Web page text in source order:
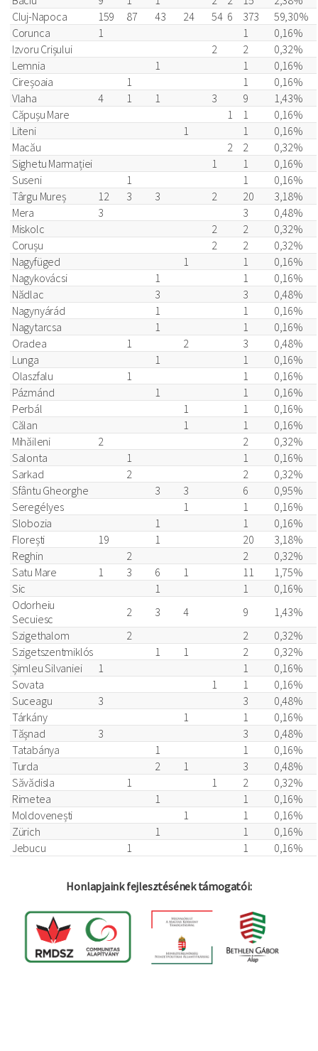
Cluj-Napoca
159 87 43 24 54 6 373
59,30%
Corunca
1 1
0,16%
Izvoru Crișului
2 2
0,32%
Lemnia
1 1
0,16%
Cireșoaia
1 1
0,16%
Vlaha
4 1 1 3 9
1,43%
Căpușu Mare
1 1
0,16%
Liteni
1 1
0,16%
Macău
2 2
0,32%
Sighetu Marmației
1 1
0,16%
Suseni
1 1
0,16%
Târgu Mureș
12 3 3 2 20
3,18%
Mera
3 3
0,48%
Miskolc
2 2
0,32%
Corușu
2 2
0,32%
Nagyfüged
1 1
0,16%
Nagykovácsi
1 1
0,16%
Nădlac
3 3
0,48%
Nagynyárád
1 1
0,16%
Nagytarcsa
1 1
0,16%
Oradea
1 2 3
0,48%
Lunga
1 1
0,16%
Olaszfalu
1 1
0,16%
Pázmánd
1 1
0,16%
Perbál
1 1
0,16%
Călan
1 1
0,16%
Mihăileni
2 2
0,32%
Salonta
1 1
0,16%
Sarkad
2 2
0,32%
Sfântu Gheorghe
3 3 6
0,95%
Seregélyes
1 1
0,16%
Slobozia
1 1
0,16%
Florești
19 1 20
3,18%
Reghin
2 2
0,32%
Satu Mare
1 3 6 1 11
1,75%
Sic
1 1
0,16%
Odorheiu
Secuiesc
2 3 4 9
1,43%
Szigethalom
2 2
0,32%
Szigetszentmiklós
1 1 2
0,32%
Șimleu Silvaniei
1 1
0,16%
Sovata
1 1
0,16%
Suceagu
3 3
0,48%
Tárkány
1 1
0,16%
Tășnad
3 3
0,48%
Tatabánya
1 1
0,16%
Turda
2 1 3
0,48%
Săvădisla
1 1 2
0,32%
Rimetea
1 1
0,16%
Moldovenești
1 1
0,16%
Zürich
1 1
0,16%
Jebucu
1 1 0,16%
Honlapjaink fejlesztésének támogatói: